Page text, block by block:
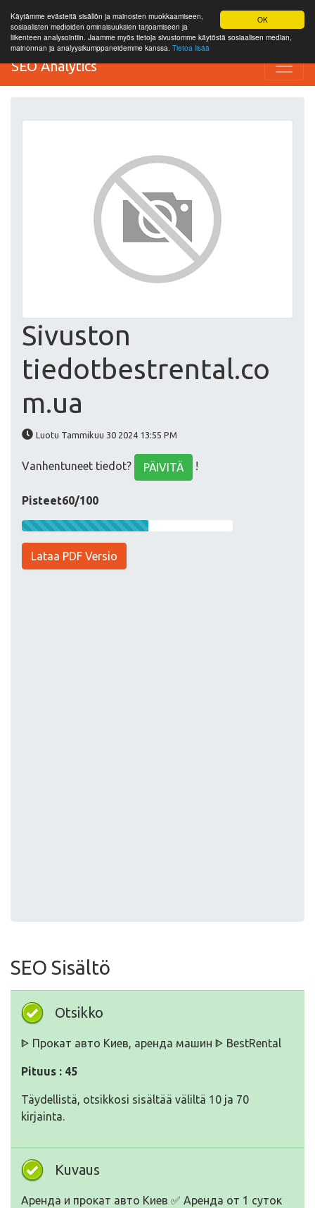
OK
Käytämme evästeitä sisällön ja mainosten muokkaamiseen,
sosiaalisten medioiden ominaisuuksien tarjoamiseen ja
liikenteen analysointiin. Jaamme myös tietoja sivustomme käytöstä sosiaalisen median,
mainonnan ja analyysikumppaneidemme kanssa. Tietoa lisää
SEO Analytics
Sivuston
tiedotbestrental.co
m.ua
Luotu Tammikuu 30 2024 13:55 PM
Vanhentuneet tiedot? PÄIVITÄ !
Pisteet60/100
Lataa PDF Versio
SEO Sisältö
Otsikko
ᐈ Прокат авто Киев, аренда машин ᐈ BestRental
Pituus : 45
Täydellistä, otsikkosi sisältää väliltä 10 ja 70
kirjainta.
Kuvaus
Аренда и прокат авто Киев ✅️ Аренда от 1 суток